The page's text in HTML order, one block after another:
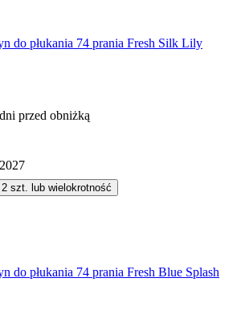
do płukania 74 prania Fresh Silk Lily
przed obniżką
2 szt. lub wielokrotność
do płukania 74 prania Fresh Blue Splash